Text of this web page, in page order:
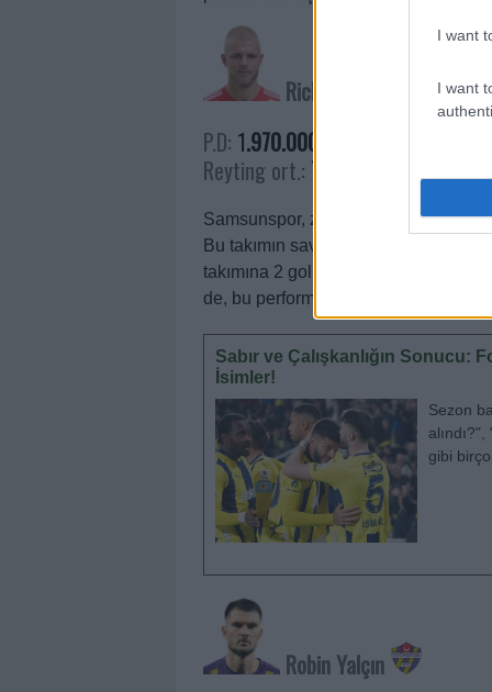
I want
I want
Rick Van Drongelen
P.D: 1.970.000
Reyting ort.: 7.20
Samsunspor, zirvedeki hedefleri
Bu takımın savunmasının
takımına 2 gollük bir katkı sağladı.
de, bu performansıyla biz
Sabır ve Çalışkanlığın Sonucu:
İsimler!
Sezon
gibi
Robin Yalçın